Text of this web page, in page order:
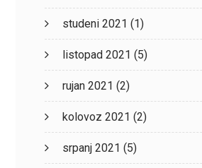
studeni 2021 (1)
listopad 2021 (5)
rujan 2021 (2)
kolovoz 2021 (2)
srpanj 2021 (5)